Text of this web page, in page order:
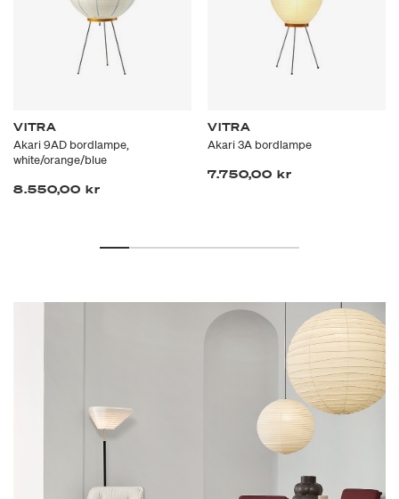
VITRA
Akari 9AD bordlampe,
white/orange/blue
8.550,00 kr
VITRA
Akari 3A bordlampe
7.750,00 kr